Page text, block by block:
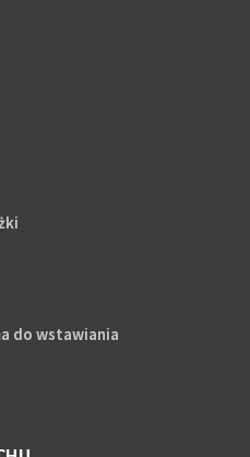
do wstawiania